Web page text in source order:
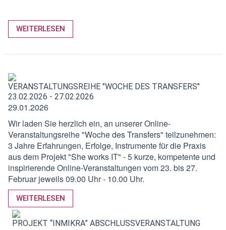
WEITERLESEN
VERANSTALTUNGSREIHE "WOCHE DES TRANSFERS"
23.02.2026 - 27.02.2026
29.01.2026
Wir laden Sie herzlich ein, an unserer Online-
Veranstaltungsreihe "Woche des Transfers" teilzunehmen:
3 Jahre Erfahrungen, Erfolge, Instrumente für die Praxis
aus dem Projekt "She works IT" - 5 kurze, kompetente und
inspirierende Online-Veranstaltungen vom 23. bis 27.
Februar jeweils 09.00 Uhr - 10.00 Uhr.
WEITERLESEN
PROJEKT “INMIKRA” ABSCHLUSSVERANSTALTUNG